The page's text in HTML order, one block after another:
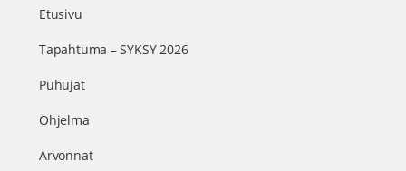
Etusivu
Tapahtuma – SYKSY 2026
Puhujat
Ohjelma
Arvonnat